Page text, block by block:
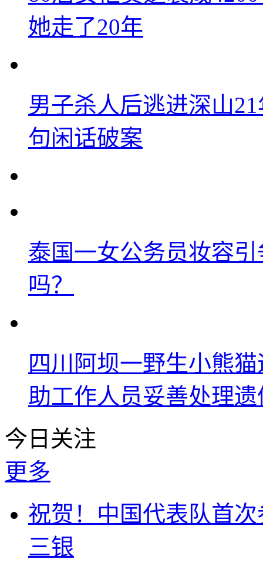
她走了20年
男子杀人后逃进深山
句闲话破案
泰国一女公务员妆容
吗？
四川阿坝一野生小熊
助工作人员妥善处理遗
今日关注
更多
祝贺！中国代表队首
三银